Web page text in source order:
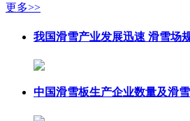
更多>>
我国滑雪产业发展迅速 滑雪场
中国滑雪板生产企业数量及滑